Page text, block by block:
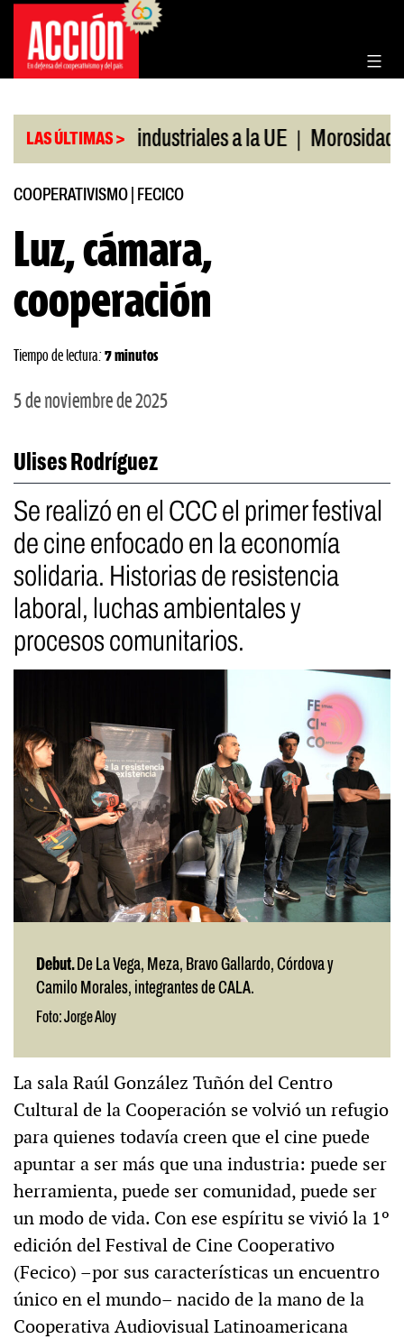
Saltar
contenido
LAS ÚLTIMAS >
agroindustriales a la UE | Morosidad en
COOPERATIVISMO FECICO
Luz, cámara,
cooperación
Tiempo de lectura: 7 minutos
5 de noviembre de 2025
Ulises Rodríguez
Se realizó en el CCC el primer festival
de cine enfocado en la economía
solidaria. Historias de resistencia
laboral, luchas ambientales y
procesos comunitarios.
Debut. De La Vega, Meza, Bravo Gallardo, Córdova y
Camilo Morales, integrantes de CALA.
Foto: Jorge Aloy
La sala Raúl González Tuñón del Centro
Cultural de la Cooperación se volvió un refugio
para quienes todavía creen que el cine puede
apuntar a ser más que una industria: puede ser
herramienta, puede ser comunidad, puede ser
un modo de vida. Con ese espíritu se vivió la 1º
edición del Festival de Cine Cooperativo
(Fecico) –por sus características un encuentro
único en el mundo– nacido de la mano de la
Cooperativa Audiovisual Latinoamericana